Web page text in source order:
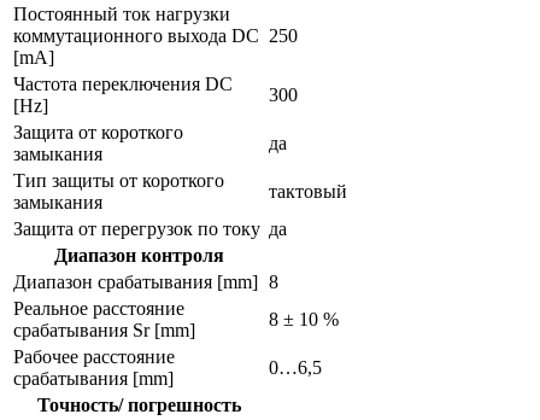
Постоянный ток нагрузки
коммутационного выхода DC
[mA]
250
Частота переключения DC
[Hz]
300
Защита от короткого
замыкания
да
Тип защиты от короткого
замыкания
тактовый
Защита от перегрузок по току да
Диапазон контроля
Диапазон срабатывания [mm] 8
Реальное расстояние
срабатывания Sr [mm]
8 ± 10 %
Рабочее расстояние
срабатывания [mm]
0…6,5
Точность/ погрешность